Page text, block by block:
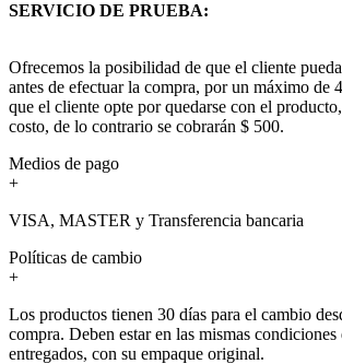
SERVICIO DE PRUEBA:
Ofrecemos la posibilidad de que el cliente
antes de efectuar la compra, por un máximo de
que el cliente opte por quedarse con el
costo, de lo contrario se cobrarán $ 500.
Medios de pago
+
VISA, MASTER y Transferencia bancaria
Políticas de cambio
+
Los productos tienen 30 días para el cambio
compra. Deben estar en las mismas condiciones
entregados, con su empaque original.